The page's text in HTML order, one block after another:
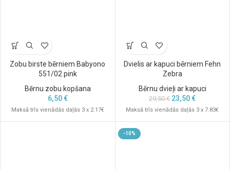
Zobu birste bērniem Babyono
551/02 pink
Bērnu zobu kopšana
6,50€
Maksā trīs vienādās daļās 3 x 2.17€
Dvielis ar kapuci bērniem Fehn
Zebra
Bērnu dvieļi ar kapuci
29,50€ 23,50€
Maksā trīs vienādās daļās 3 x 7.83€
-10%